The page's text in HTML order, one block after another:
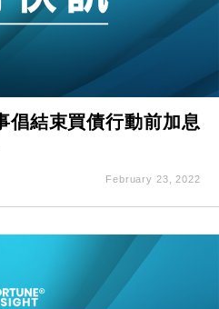
倡結束買債行動前加息
February 23, 2022